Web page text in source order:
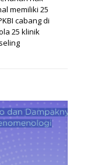
memiliki 25
cabang di
25 klinik